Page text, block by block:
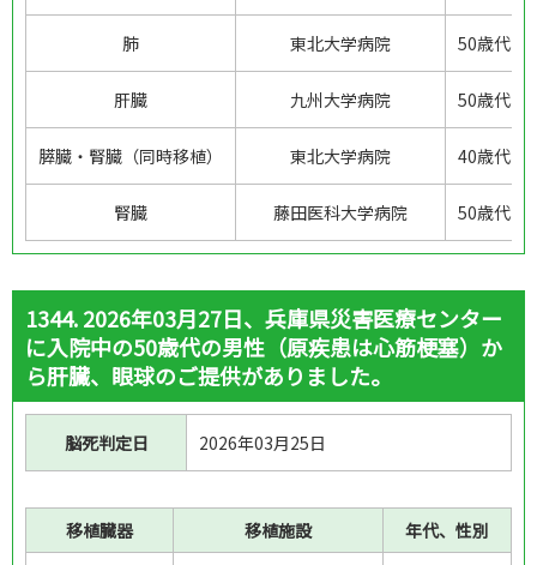
肺 東北大学病院 50歳代、
肝臓 九州大学病院 50歳代、
膵臓・腎臓（同時移植） 東北大学病院 40歳代、
腎臓 藤田医科大学病院 50歳代、
1344. 2026年03月27日、兵庫県災害医療センター
に入院中の50歳代の男性（原疾患は心筋梗塞）か
ら肝臓、眼球のご提供がありました。
脳死判定日 2026年03月25日
移植臓器 移植施設 年代、性別